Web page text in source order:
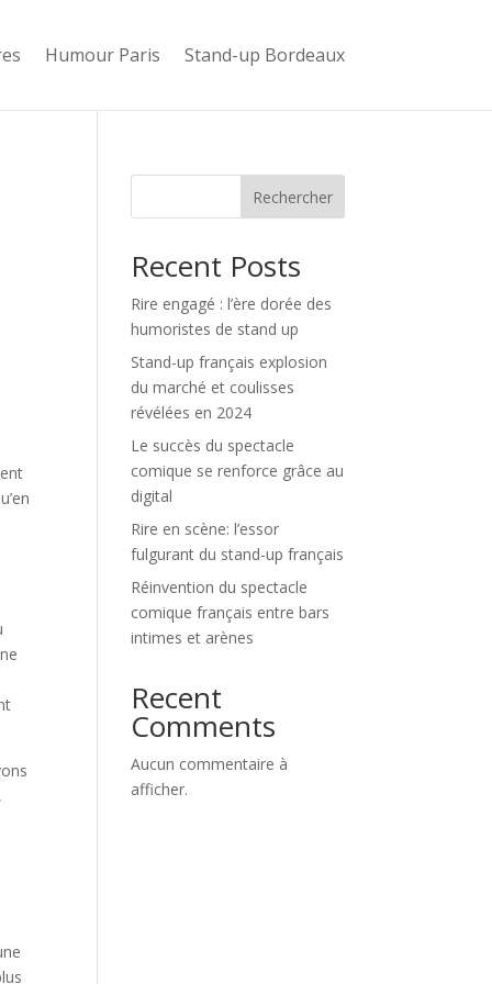
Humour Paris Stand-up Bordeaux
Rechercher
Recent Posts
Rire engagé : l’ère dorée des
humoristes de stand up
Stand-up français explosion
du marché et coulisses
révélées en 2024
Le succès du spectacle
comique se renforce grâce au
digital
Rire en scène: l’essor
fulgurant du stand-up français
Réinvention du spectacle
comique français entre bars
intimes et arènes
Recent
Comments
Aucun commentaire à
afficher.